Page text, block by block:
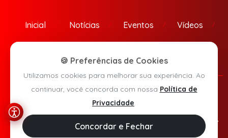
Inicial Notícias Eventos Vídeos
Política de Privacidade
Agora Sudoeste © 2026 - Todos os direitos reservados.
🍪 Preferências de Cookies
Utilizamos cookies para melhorar sua experiência. Ao
continuar, você concorda com nossa Política de
Privacidade.
Concordar e Fechar